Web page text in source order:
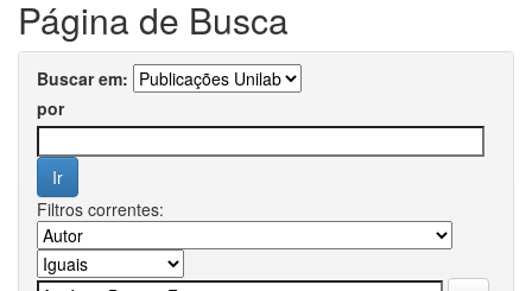
Página de Busca
Buscar em:
por
Filtros correntes: